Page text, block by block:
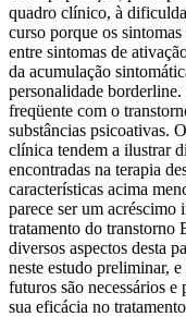
quadro clínico, à
curso porque os
entre sintomas de
da acumulação
personalidade
freqüente com o
substâncias psicoativas.
clínica tendem a ilustrar
encontradas na terapia
características acima
parece ser um acréscimo
tratamento do transtorno
diversos aspectos desta
neste estudo preliminar,
futuros são necessários
sua eficácia no